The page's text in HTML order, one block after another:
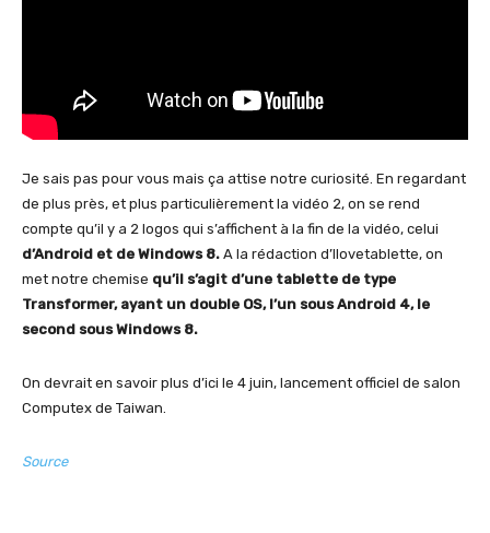
Je sais pas pour vous mais ça attise notre curiosité. En regardant
de plus près, et plus particulièrement la vidéo 2, on se rend
compte qu’il y a 2 logos qui s’affichent à la fin de la vidéo, celui
d’Android et de Windows 8. A la rédaction d’Ilovetablette, on
met notre chemise qu’il s’agit d’une tablette de type
Transformer, ayant un double OS, l’un sous Android 4, le
second sous Windows 8.
On devrait en savoir plus d’ici le 4 juin, lancement officiel de salon
Computex de Taiwan.
Source